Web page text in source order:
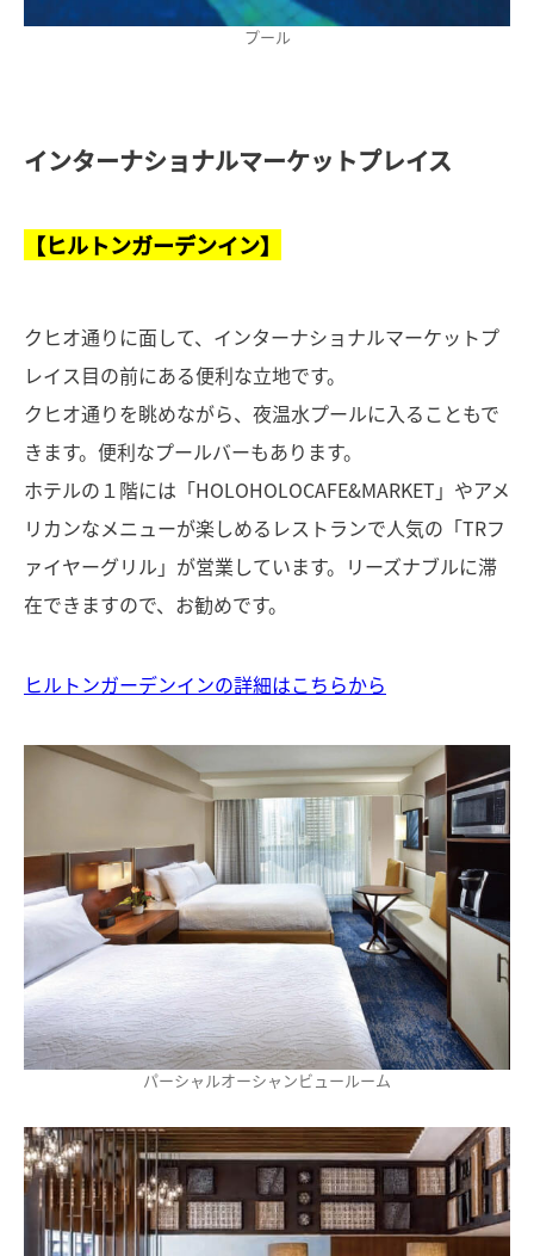
プール
インターナショナルマーケットプレイス
【ヒルトンガーデンイン】
クヒオ通りに面して、インターナショナルマーケットプ
レイス目の前にある便利な立地です。
クヒオ通りを眺めながら、夜温水プールに入ることもで
きます。便利なプールバーもあります。
ホテルの１階には「HOLOHOLOCAFE&MARKET」やアメ
リカンなメニューが楽しめるレストランで人気の「TRフ
ァイヤーグリル」が営業しています。リーズナブルに滞
在できますので、お勧めです。
ヒルトンガーデンインの詳細はこちらから
パーシャルオーシャンビュールーム